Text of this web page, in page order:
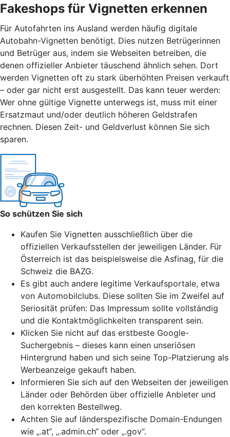
Fakeshops für Vignetten erkennen
Für Autofahrten ins Ausland werden häufig digitale
Autobahn-Vignetten benötigt. Dies nutzen Betrügerinnen
und Betrüger aus, indem sie Webseiten betreiben, die
denen offizieller Anbieter täuschend ähnlich sehen. Dort
werden Vignetten oft zu stark überhöhten Preisen verkauft
– oder gar nicht erst ausgestellt. Das kann teuer werden:
Wer ohne gültige Vignette unterwegs ist, muss mit einer
Ersatzmaut und/oder deutlich höheren Geldstrafen
rechnen. Diesen Zeit- und Geldverlust können Sie sich
sparen.
So schützen Sie sich
Kaufen Sie Vignetten ausschließlich über die
offiziellen Verkaufsstellen der jeweiligen Länder. Für
Österreich ist das beispielsweise die Asfinag, für die
Schweiz die BAZG.
Es gibt auch andere legitime Verkaufsportale, etwa
von Automobilclubs. Diese sollten Sie im Zweifel auf
Seriosität prüfen: Das Impressum sollte vollständig
und die Kontaktmöglichkeiten transparent sein.
Klicken Sie nicht auf das erstbeste Google-
Suchergebnis – dieses kann einen unseriösen
Hintergrund haben und sich seine Top-Platzierung als
Werbeanzeige gekauft haben.
Informieren Sie sich auf den Webseiten der jeweiligen
Länder oder Behörden über offizielle Anbieter und
den korrekten Bestellweg.
Achten Sie auf länderspezifische Domain-Endungen
wie „.at“, „.admin.ch“ oder „.gov“.